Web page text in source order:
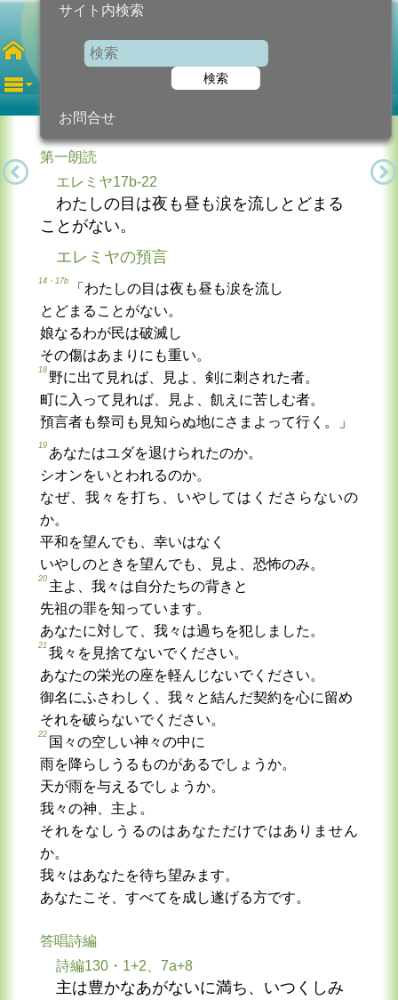
サイト内検索
検索
お問合せ
第17火曜日年間
第一朗読
エレミヤ17b-22
わたしの目は夜も昼も涙を流しとどまる
ことがない。
エレミヤの預言
14・17b
「わたしの目は夜も昼も涙を流し
とどまることがない。
娘なるわが民は破滅し
その傷はあまりにも重い。
18
野に出て見れば、見よ、剣に刺された者。
町に入って見れば、見よ、飢えに苦しむ者。
預言者も祭司も見知らぬ地にさまよって行く。」
19
あなたはユダを退けられたのか。
シオンをいとわれるのか。
なぜ、我々を打ち、いやしてはくださらないの
か。
平和を望んでも、幸いはなく
いやしのときを望んでも、見よ、恐怖のみ。
20
主よ、我々は自分たちの背きと
先祖の罪を知っています。
あなたに対して、我々は過ちを犯しました。
21
我々を見捨てないでください。
あなたの栄光の座を軽んじないでください。
御名にふさわしく、我々と結んだ契約を心に留め
それを破らないでください。
22
国々の空しい神々の中に
雨を降らしうるものがあるでしょうか。
天が雨を与えるでしょうか。
我々の神、主よ。
それをなしうるのはあなただけではありません
か。
我々はあなたを待ち望みます。
あなたこそ、すべてを成し遂げる方です。
答唱詩編
詩編130・1+2、7a+8
主は豊かなあがないに満ち、いつくしみ